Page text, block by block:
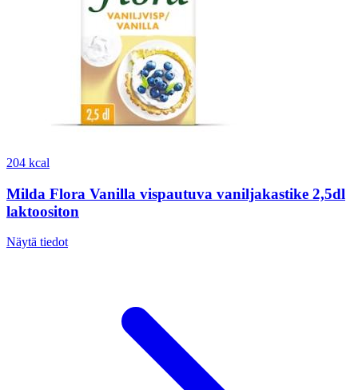
204 kcal
Milda Flora Vanilla vispautuva vaniljakastike 2,5dl
laktoositon
Näytä tiedot